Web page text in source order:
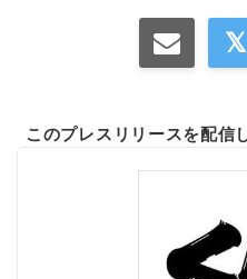
このプレスリリースを配信